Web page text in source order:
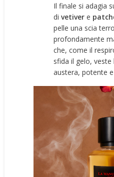
Il finale si adagia
divetiver e
pelle una scia
profondamente
che, come il
sfida il gelo, veste
austera, potente